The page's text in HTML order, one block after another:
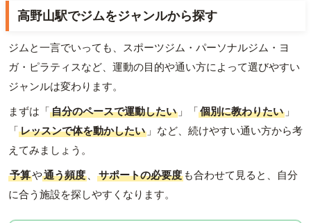
高野山駅でジムをジャンルから探す
ジムと一言でいっても、スポーツジム・パーソナルジム・ヨ
ガ・ピラティスなど、運動の目的や通い方によって選びやすい
ジャンルは変わります。
まずは「自分のペースで運動したい 」「個別に教わりたい 」
「レッスンで体を動かしたい 」など、続けやすい通い方から考
えてみましょう。
予算や通う頻度 、 サポートの必要度 も合わせて見ると、自分
に合う施設を探しやすくなります。